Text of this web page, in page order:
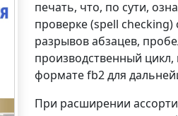
печать, что, по сути,
проверке (spell
разрывов абзацев,
производственный
формате fb2 для
При расширении